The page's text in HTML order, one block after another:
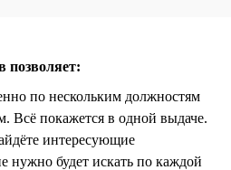
позволяет:
по нескольким должностям
Всё покажется в одной выдаче.
интересующие
нужно будет искать по каждой